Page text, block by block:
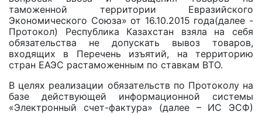
таможенной территории Евразийского
Экономического Союза» от 16.10.2015 года(далее -
Протокол) Республика Казахстан взяла на себя
обязательства не допускать вывоз товаров,
входящих в Перечень изъятий, на территорию
стран ЕАЭС растаможенным по ставкам ВТО.
В целях реализации обязательств по Протоколу на
базе действующей информационной системы
«Электронный счет-фактура» (далее – ИС ЭСФ)